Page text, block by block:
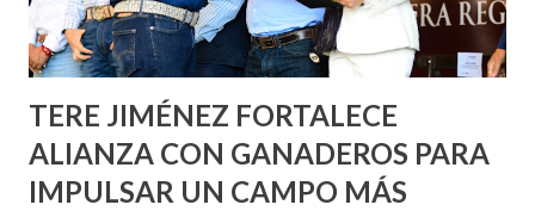
los edificios FOVISSSTE Ojo de Agua, en la comunidad
Norias de Paso Hondo y en los edificios de...
TERE JIMÉNEZ FORTALECE
ALIANZA CON GANADEROS PARA
IMPULSAR UN CAMPO MÁS